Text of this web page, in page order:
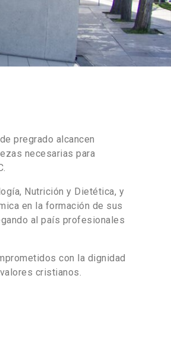
pregrado alcancen
necesarias para
Nutrición y Dietética, y
en la formación de sus
al país profesionales
con la dignidad
cristianos.